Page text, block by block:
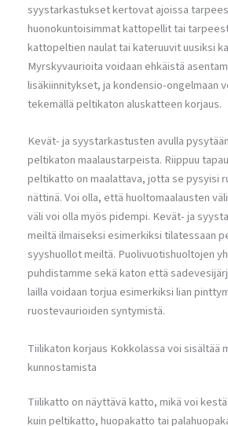
syystarkastukset kertovat ajoissa
huonokuntoisimmat kattopellit tai
kattopeltien naulat tai kateruuvit uusiksi
Myrskyvaurioita voidaan ehkäistä
lisäkiinnitykset, ja kondensio-ongelmaan
tekemällä peltikaton aluskatteen korjaus.
Kevät- ja syystarkastusten avulla
peltikaton maalaustarpeista. Riippuu
peltikatto on maalattava, jotta se pysyisi
nättinä. Voi olla, että huoltomaalausten
väli voi olla myös pidempi. Kevät- ja
meiltä ilmaiseksi esimerkiksi tilatessaan
syyshuollot meiltä. Puolivuotishuoltojen
puhdistamme sekä katon että
lailla voidaan torjua esimerkiksi lian
ruostevaurioiden syntymistä.
Tiilikaton korjaus Kokkolassa voi sisältää
kunnostamista
Tiilikatto on näyttävä katto, mikä voi
kuin peltikatto, huopakatto tai